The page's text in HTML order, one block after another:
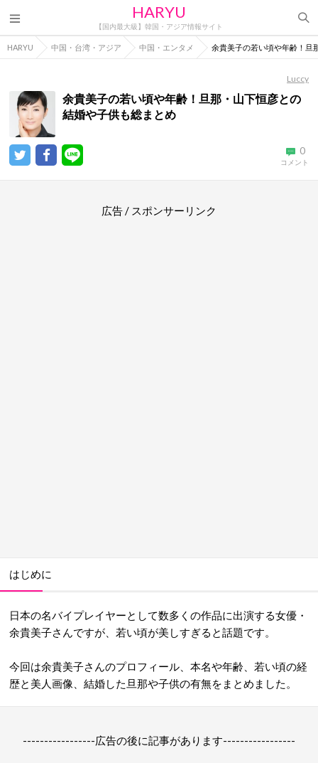
HARYU
【国内最大級】韓国・アジア情報サイト
HARYU 中国・台湾・アジア 中国・エンタメ 余貴美子の若い頃や年齢！旦
Luccy
余貴美子の若い頃や年齢！旦那・山下恒彦との
結婚や子供も総まとめ
0
コメント
広告 / スポンサーリンク
はじめに
日本の名バイプレイヤーとして数多くの作品に出演する女優・
余貴美子さんですが、若い頃が美しすぎると話題です。
今回は余貴美子さんのプロフィール、本名や年齢、若い頃の経
歴と美人画像、結婚した旦那や子供の有無をまとめました。
-----------------広告の後に記事があります-----------------